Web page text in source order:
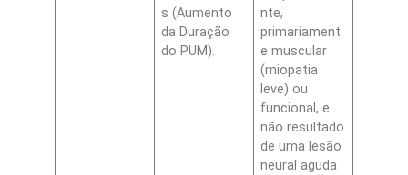
s (Aumento
da Duração
do PUM).
nte,
primariament
e muscular
(miopatia
leve) ou
funcional, e
não resultado
de uma lesão
neural aguda